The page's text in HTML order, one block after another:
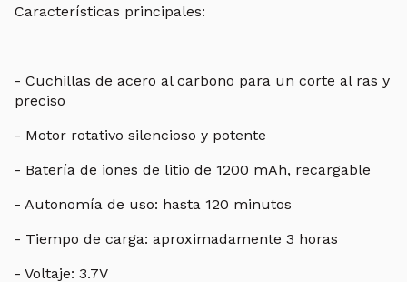
Características principales:
- Cuchillas de acero al carbono para un corte al ras y
preciso
- Motor rotativo silencioso y potente
- Batería de iones de litio de 1200 mAh, recargable
- Autonomía de uso: hasta 120 minutos
- Tiempo de carga: aproximadamente 3 horas
- Voltaje: 3.7V